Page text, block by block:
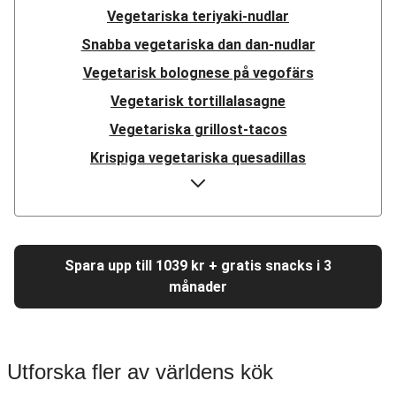
Vegetariska teriyaki-nudlar
Snabba vegetariska dan dan-nudlar
Vegetarisk bolognese på vegofärs
Vegetarisk tortillalasagne
Vegetariska grillost-tacos
Krispiga vegetariska quesadillas
Vegetariska fajitas på ostronskivling
Vegetarisk linsbowl
Vegetarisk pulled beans-teriyaki
Vegetarisk medelhavsgryta
Vegetarisk moussaka på vegofärs
Spara upp till 1039 kr + gratis snacks i 3
månader
Utforska fler av världens kök